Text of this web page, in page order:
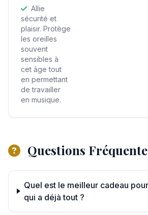
Allie
sécurité et
plaisir. Protège
les oreilles
souvent
sensibles à
cet âge tout
en permettant
de travailler
en musique.
Questions
Quel est le meilleur cadeau
qui a déjà tout ?